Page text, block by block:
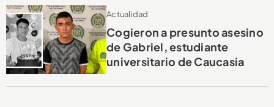
Actualidad
Cogieron a presunto asesino
de Gabriel, estudiante
universitario de Caucasia